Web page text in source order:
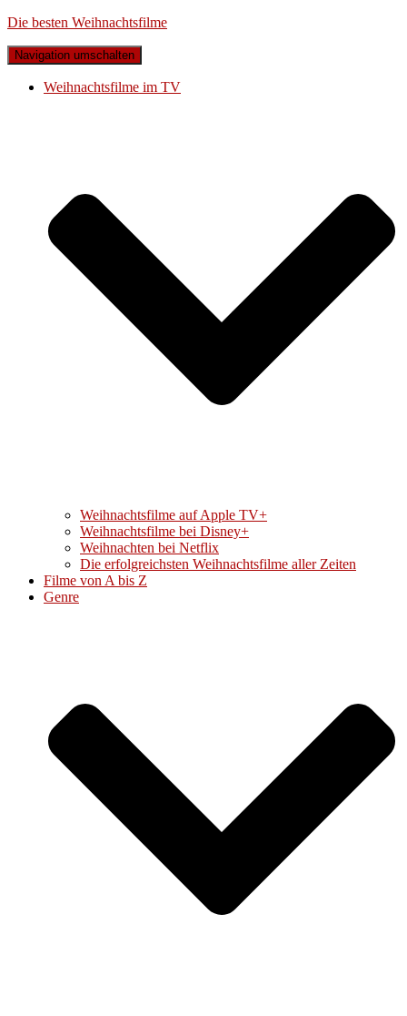
Die besten Weihnachtsfilme
Navigation umschalten
Weihnachtsfilme im TV
Weihnachtsfilme auf Apple TV+
Weihnachtsfilme bei Disney+
Weihnachten bei Netflix
Die erfolgreichsten Weihnachtsfilme aller Zeiten
Filme von A bis Z
Genre